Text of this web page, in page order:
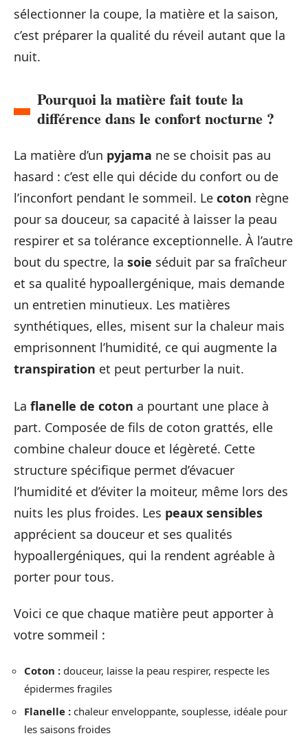
sélectionner la coupe, la matière et la saison,
c’est préparer la qualité du réveil autant que la
nuit.
Pourquoi la matière fait toute la
différence dans le confort nocturne ?
La matière d’un pyjama ne se choisit pas au
hasard : c’est elle qui décide du confort ou de
l’inconfort pendant le sommeil. Le coton règne
pour sa douceur, sa capacité à laisser la peau
respirer et sa tolérance exceptionnelle. À l’autre
bout du spectre, la soie séduit par sa fraîcheur
et sa qualité hypoallergénique, mais demande
un entretien minutieux. Les matières
synthétiques, elles, misent sur la chaleur mais
emprisonnent l’humidité, ce qui augmente la
transpiration et peut perturber la nuit.
La flanelle de coton a pourtant une place à
part. Composée de fils de coton grattés, elle
combine chaleur douce et légèreté. Cette
structure spécifique permet d’évacuer
l’humidité et d’éviter la moiteur, même lors des
nuits les plus froides. Les peaux sensibles
apprécient sa douceur et ses qualités
hypoallergéniques, qui la rendent agréable à
porter pour tous.
Voici ce que chaque matière peut apporter à
votre sommeil :
Coton : douceur, laisse la peau respirer, respecte les
épidermes fragiles
Flanelle : chaleur enveloppante, souplesse, idéale pour
les saisons froides